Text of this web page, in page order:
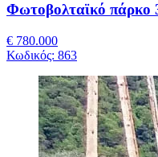
Φωτοβολταϊκό πάρκο
€ 780.000
Κωδικός: 863